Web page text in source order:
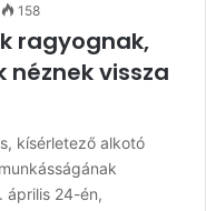
158
ragyognak,
vissza
kísérletező alkotó
április 24-én,